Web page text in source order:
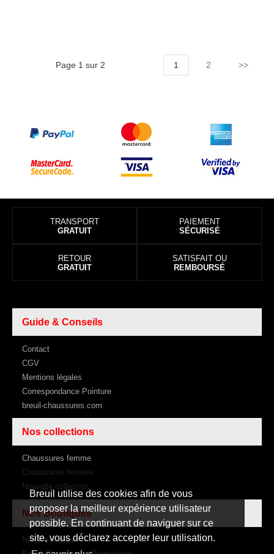
Breuil utilise des cookies afin de vous
proposer la meilleur expérience utilisateur
possible. En continuant de naviguer sur ce
site, vous déclarez accepter leur utilisation.
Page 1 sur 2 1 2 >>
TRANSPORT
GRATUIT
PAIEMENT
SÉCURISÉ
RETOUR
GRATUIT
SATISFAIT OU
REMBOURSÉ
Guide & Conseils
Contact
CGV
Mentions légales
Correspondance Pointure
breuil-chaussures.com
Nos collections
Chaussures femme
Chaussures homme
Nouvelle collection
Nos Boutiques
Nos Boutiques